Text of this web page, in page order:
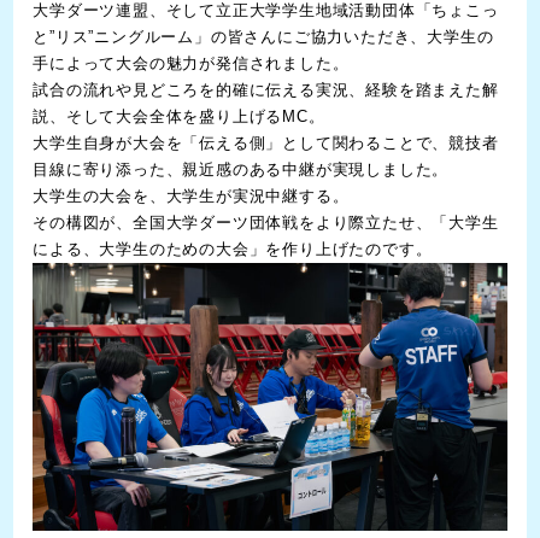
大学ダーツ連盟、そして立正大学学生地域活動団体「ちょこっ
と”リス”ニングルーム」の皆さんにご協力いただき、大学生の
手によって大会の魅力が発信されました。
試合の流れや見どころを的確に伝える実況、経験を踏まえた解
説、そして大会全体を盛り上げるMC。
大学生自身が大会を「伝える側」として関わることで、競技者
目線に寄り添った、親近感のある中継が実現しました。
大学生の大会を、大学生が実況中継する。
その構図が、全国大学ダーツ団体戦をより際立たせ、「大学生
による、大学生のための大会」を作り上げたのです。